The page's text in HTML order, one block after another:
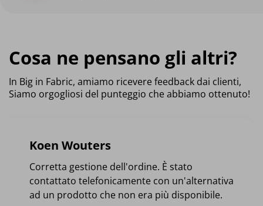
Cosa ne pensano gli altri?
In Big in Fabric, amiamo ricevere feedback dai clienti,
Siamo orgogliosi del punteggio che abbiamo ottenuto!
Koen Wouters
Corretta gestione dell'ordine. È stato
contattato telefonicamente con un'alternativa
ad un prodotto che non era più disponibile.